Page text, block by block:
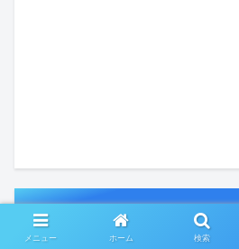
アーカイブ
メニュー ホーム 検索